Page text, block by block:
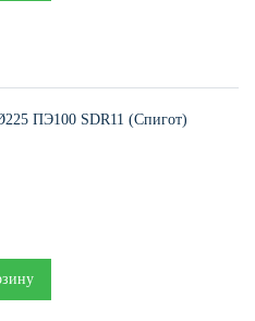
ПЭ100 SDR11 (Спигот)